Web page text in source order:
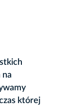
na
której